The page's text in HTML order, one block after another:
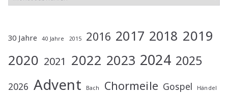
30 Jahre 40 Jahre 2015 2016 2017 2018 2019
2020 2021 2022 2023 2024 2025
2026 Advent Bach Chormeile Gospel Händel